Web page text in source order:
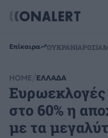
Επίκαιρα ΟΥΚΡΑΝΙΑΡΩΣΙΑ
HOME ΕΛΛΑΔΑ
Ευρωεκλογές
στο 60% η
με τα